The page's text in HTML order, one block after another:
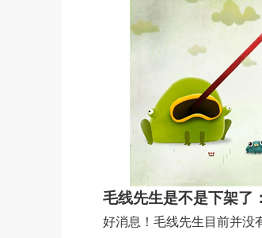
毛线先生是不是下架了：
好消息！毛线先生目前并没